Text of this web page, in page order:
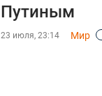
Путиным
23 июля, 23:14 Мир